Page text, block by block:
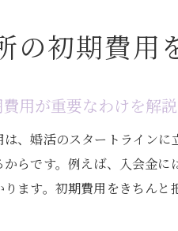
の初期費用
用が重要なわけを解説
、婚活のスタートライン
らです。例えば、入会金
ます。初期費用をきちんと